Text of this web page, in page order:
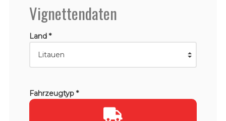
Vignettendaten
Land *
Fahrzeugtyp *